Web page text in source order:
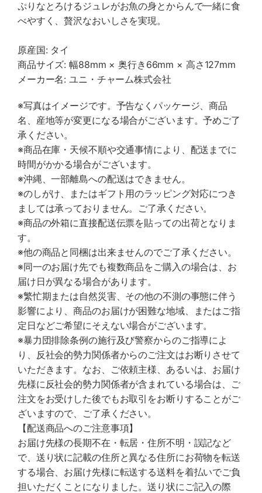
ぷりなとろけるジュレがお魚の身とからんで一緒に食
べやすく、贅沢なおいしさを実現。
原産国: タイ
商品サイズ: 幅88mm × 奥行き66mm × 高さ127mm
メーカー名: ユニ・チャーム株式会社
※写真はイメージです。予告なくパッケージ、商品
名、産地等が変更になる場合がございます。予めご了
承ください。
※商品在庫・天候不順や交通事情により、配送までに
時間がかかる場合がございます。
※沖縄、一部離島への配送はできません。
※のしがけ、またはギフト用のラッピング対応につき
ましては承っておりません。ご了承ください。
※商品の外箱に直接配送伝票を貼っての出荷となりま
す。
※他の商品と同梱は出来ませんのでご了承ください。
※同一のお届け先でも複数商品をご購入の場合は、お
届け日が異なる場合があります。
※繁忙期または自然災害、その他の不測の事態に伴う
影響により、商品のお届けが困難な地域、またはご指
定日などご希望にそえない場合がございます。
※暴力団排除条例の施行及び警察からのご指導によ
り、反社会的勢力関係者からのご注文はお断りさせて
いただきます。なお、ご依頼主様、あるいは、お届け
先様に反社会的勢力関係者が含まれている場合は、ご
注文をお受けした後でもお取引をお断りすることがご
ざいますので、ご了承ください。
【配送商品へのご注意事項】
お届け先様の長期不在・転居・住所不明・誤記など
で、送り状に記載の住所と異なる住所にお荷物を転送
する場合、お届け先様に転送する送料を着払いでご負
担いただくことになりました。送り状にご記入の際